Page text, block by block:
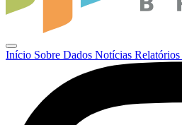
Início Sobre Dados Notícias Relatórios